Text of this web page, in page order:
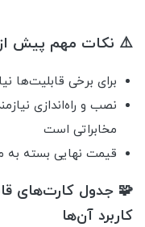
⚠️ نکات مهم پیش
برای برخی قابلیت‌ها
نصب و راه‌اندازی
مخابراتی است
قیمت نهایی بسته به
کاربرد آن‌ها